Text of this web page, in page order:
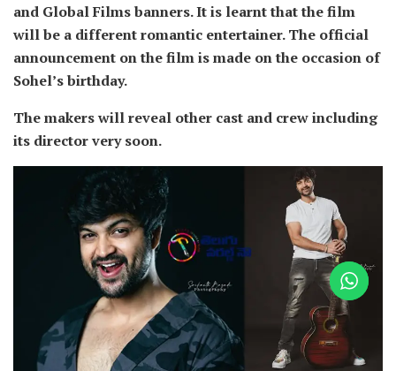
and Global Films banners. It is learnt that the film
will be a different romantic entertainer. The official
announcement on the film is made on the occasion of
Sohel’s birthday.
The makers will reveal other cast and crew including
its director very soon.